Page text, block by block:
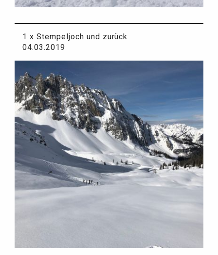
1 x Stempeljoch und zurück
04.03.2019